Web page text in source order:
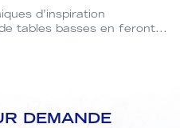
d’inspiration
tables basses en feront...
DEMANDE